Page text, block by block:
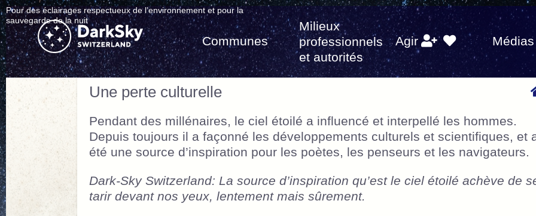
Pour des éclairages respectueux de l’environnement et pour la
sauvegarde de la nuit
Communes
Milieux
professionnels
et autorités
Agir Médias
Une perte culturelle
Pendant des millénaires, le ciel étoilé a influencé et interpellé les hommes.
Depuis toujours il a façonné les développements culturels et scientifiques, et
été une source d’inspiration pour les poètes, les penseurs et les navigateurs.
Dark-Sky Switzerland: La source d’inspiration qu’est le ciel étoilé achève de
tarir devant nos yeux, lentement mais sûrement.